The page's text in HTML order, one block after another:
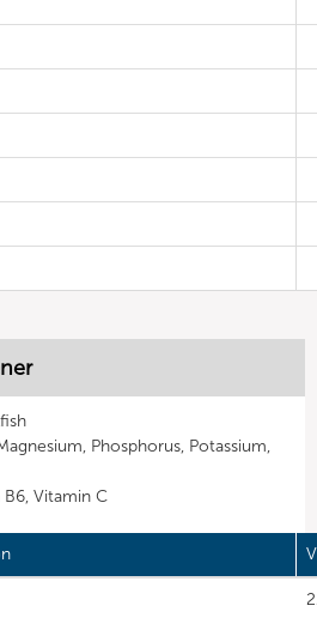
Phosphorus, Potassium,
Vitamin C